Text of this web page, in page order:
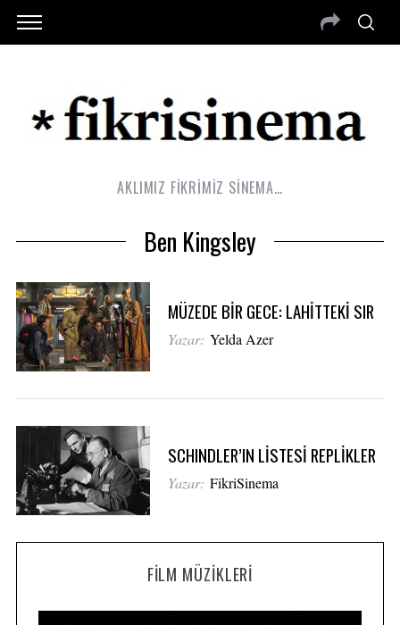
AKLIMIZ FİKRİMİZ SİNEMA…
Ben Kingsley
MÜZEDE BİR GECE: LAHİTTEKİ SIR
Yazar: Yelda Azer
SCHINDLER’IN LİSTESİ REPLİKLER
Yazar: FikriSinema
FILM MÜZIKLERI